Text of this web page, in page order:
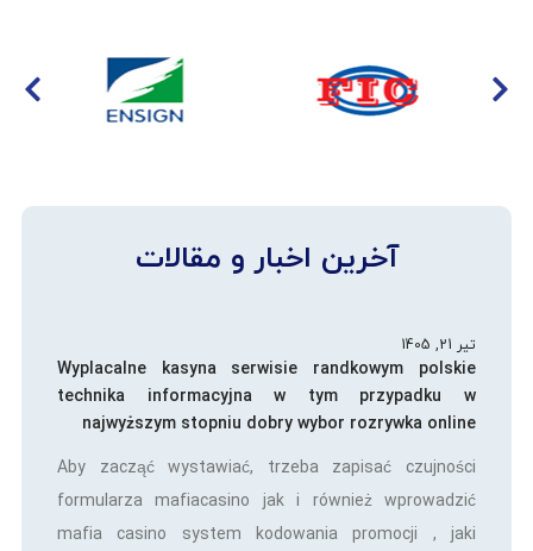
آخرین اخبار و مقالات
تیر 21, 1405
Wyplacalne kasyna serwisie randkowym polskie
technika informacyjna w tym przypadku w
najwyższym stopniu dobry wybor rozrywka online
Aby zacząć wystawiać, trzeba zapisać czujności
formularza mafiacasino jak i również wprowadzić
mafia casino system kodowania promocji , jaki